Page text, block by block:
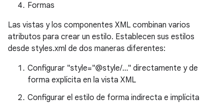
Formas
Las vistas y los componentes XML combinan varios
atributos para crear un estilo. Establecen sus estilos
desde styles.xml de dos maneras diferentes:
Configurar "style="@style/..." directamente y de
forma explícita en la vista XML
Configurar el estilo de forma indirecta e implícita